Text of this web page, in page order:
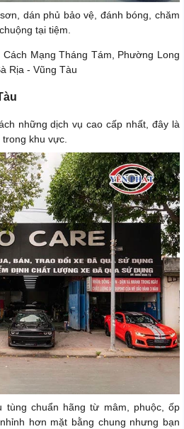
dán phủ bảo vệ, đánh bóng, chăm
tại tiệm.
Mạng Tháng Tám, Phường Long
Rịa - Vũng Tàu
những dịch vụ cao cấp nhất, đây là
khu vực.
chuẩn hãng từ mâm, phuộc, ốp
hơn mặt bằng chung nhưng bạn